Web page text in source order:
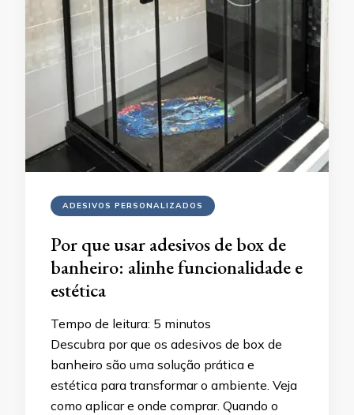
ADESIVOS PERSONALIZADOS
Por que usar adesivos de box de
banheiro: alinhe funcionalidade e
estética
Tempo de leitura: 5 minutos
Descubra por que os adesivos de box de
banheiro são uma solução prática e
estética para transformar o ambiente. Veja
como aplicar e onde comprar. Quando o